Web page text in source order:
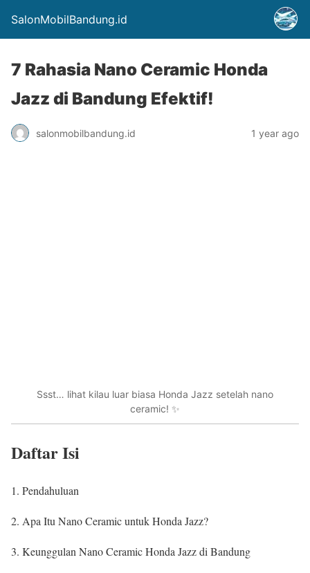
SalonMobilBandung.id
7 Rahasia Nano Ceramic Honda
Jazz di Bandung Efektif!
salonmobilbandung.id 1 year ago
Ssst… lihat kilau luar biasa Honda Jazz setelah nano
ceramic! ✨
Daftar Isi
Pendahuluan
Apa Itu Nano Ceramic untuk Honda Jazz?
Keunggulan Nano Ceramic Honda Jazz di Bandung